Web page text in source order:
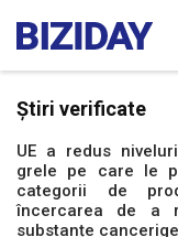
Știri verificate
UE a redus
grele pe care le
categorii de
încercarea de a
substanțe